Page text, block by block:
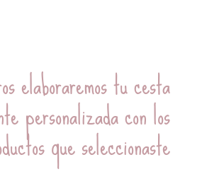
elaboraremos tu cesta
personalizada con los
que seleccionaste